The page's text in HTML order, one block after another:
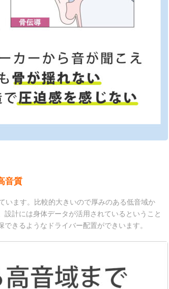
音質
います。比較的大きいので厚みのある低音域か
計には身体データが活用されているということ
きるようなドライバー配置ができいます。